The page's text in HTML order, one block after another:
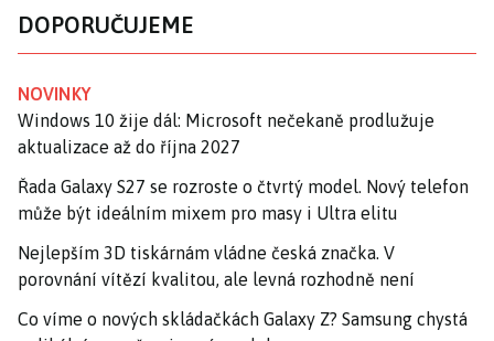
DOPORUČUJEME
NOVINKY
Windows 10 žije dál: Microsoft nečekaně prodlužuje
aktualizace až do října 2027
Řada Galaxy S27 se rozroste o čtvrtý model. Nový telefon
může být ideálním mixem pro masy i Ultra elitu
Nejlepším 3D tiskárnám vládne česká značka. V
porovnání vítězí kvalitou, ale levná rozhodně není
Co víme o nových skládačkách Galaxy Z? Samsung chystá